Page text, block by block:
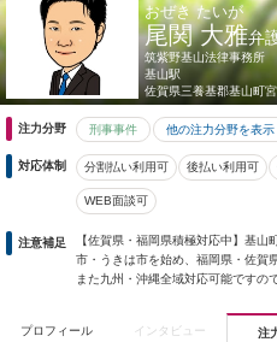
おぜき たいが
尾関 大雅弁
筑紫野基山法律事務所
基山駅
佐賀県三養基郡基山町
注力分野 刑事事件 他の注力分野を表示
対応体制 分割払い利用可 後払い利用可
WEB面談可
注意補足
【佐賀県・福岡県積極対応中】基
市・うきは市を始め、福岡県・佐賀
また九州・沖縄全域対応可能ですの
プロフィール インタビュー 注